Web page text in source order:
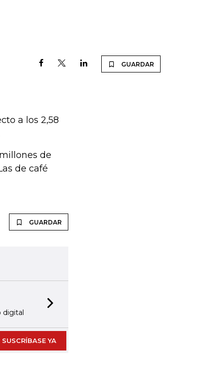
GUARDAR
a los 2,58
de
de café
GUARDAR
digital
SUSCRÍBASE YA